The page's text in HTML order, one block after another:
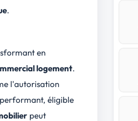
.
en
logement.
l'autorisation
éligible
peut